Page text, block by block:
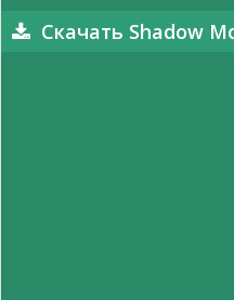
Скачать Shadow